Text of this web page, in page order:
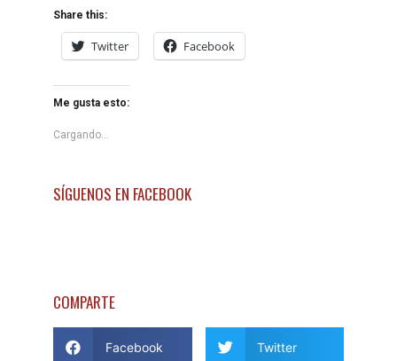
Share this:
Twitter Facebook
Me gusta esto:
Cargando...
SÍGUENOS EN FACEBOOK
COMPARTE
Facebook Twitter